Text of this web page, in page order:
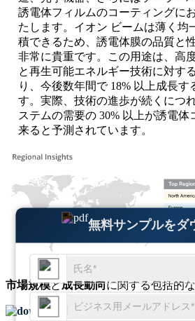
無料サンプルをダ
誘電体フィルムのコーティングに
たします。イオン ビームは薄く均
積できるため、誘電体膜の品質と
非常に貴重です。この用途は、高
と再生可能エネルギー技術に対す
り、今後数年間で 18% 以上成長す
す。実際、技術の進歩が続くにつ
ステムの需要の 30% 以上が誘電体
来ると予測されています。
市場規模と 成長動向に関する包括的
無料サンプルをダウンロー